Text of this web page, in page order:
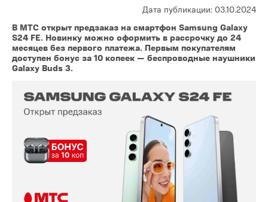
Дата публикации: 03.10.2024
В МТС открыт предзаказ на смартфон Samsung Galaxy
S24 FE. Новинку можно оформить в рассрочку до 24
месяцев без первого платежа. Первым покупателям
доступен бонус за 10 копеек — беспроводные наушники
Galaxy Buds 3.